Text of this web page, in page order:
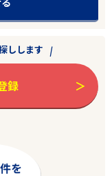
しします
録